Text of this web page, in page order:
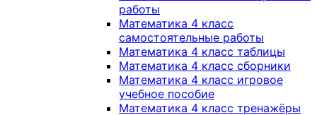
работы
Математика 4 класс
самостоятельные работы
Математика 4 класс таблицы
Математика 4 класс сборники
Математика 4 класс игровое
учебное пособие
Математика 4 класс тренажёры